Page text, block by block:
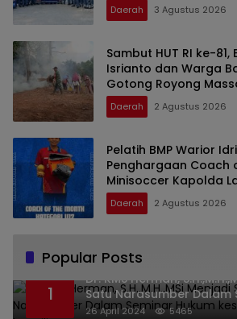
Daerah 3 Agustus 2026
Sambut HUT RI ke-81,
Isrianto dan Warga
Gotong Royong
Daerah 2 Agustus 2026
Pelatih BMP Warior
Penghargaan Coach
Minisoccer Kapolda
Kategori U-12
Daerah 2 Agustus 2026
Popular Posts
1
Dr. KMS Herman,
Satu Narasumber Dalam
kesehatan Di RSUD
26 April 2024 5465